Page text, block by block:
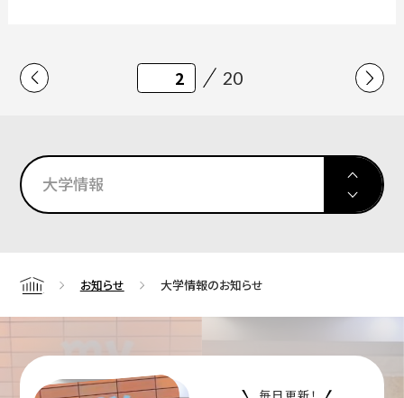
20
大学情報
Home お知らせ 大学情報のお知らせ